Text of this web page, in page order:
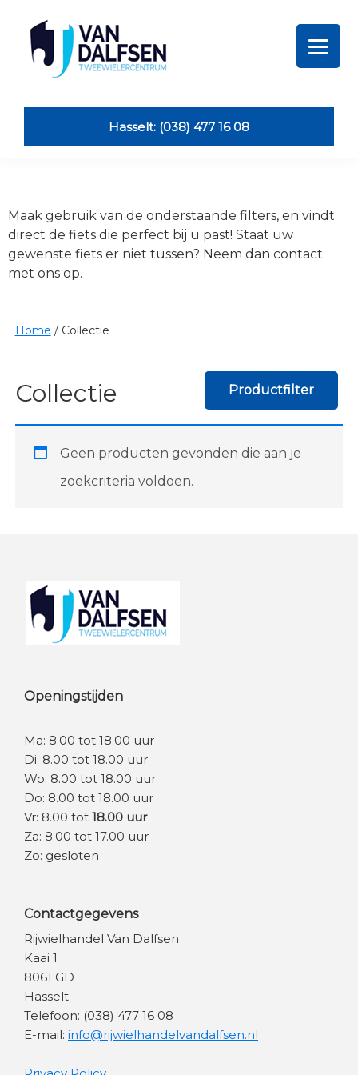
primary
navigation
primary
footer
Dalfsen
TweewielersHasselt: (038) 477 16 08
Maak gebruik van de onderstaande filters, en vindt
direct de fiets die perfect bij u past! Staat uw
gewenste fiets er niet tussen? Neem dan contact
met ons op.
Productfilter
Home / Collectie
Collectie
Geen producten gevonden die aan je
zoekcriteria voldoen.
Footer
Openingstijden
Ma: 8.00 tot 18.00 uur
Di: 8.00 tot 18.00 uur
Wo: 8.00 tot 18.00 uur
Do: 8.00 tot 18.00 uur
Vr: 8.00 tot 18.00 uur
Za: 8.00 tot 17.00 uur
Zo: gesloten
Contactgegevens
Rijwielhandel Van Dalfsen
Kaai 1
8061 GD
Hasselt
Telefoon: (038) 477 16 08
E-mail: info@rijwielhandelvandalfsen.nl